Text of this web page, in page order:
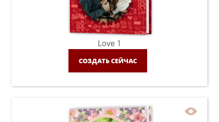
Love 1
СОЗДАТЬ СЕЙЧАС